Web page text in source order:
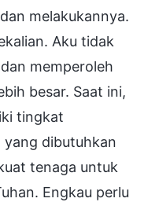
melakukannya.
Aku tidak
memperoleh
besar. Saat ini,
tingkat
dibutuhkan
tenaga untuk
Engkau perlu